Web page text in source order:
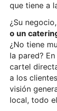
que tiene a
¿Su
o un
¿No tiene
la pared?
cartel
a los
visión
local, todo